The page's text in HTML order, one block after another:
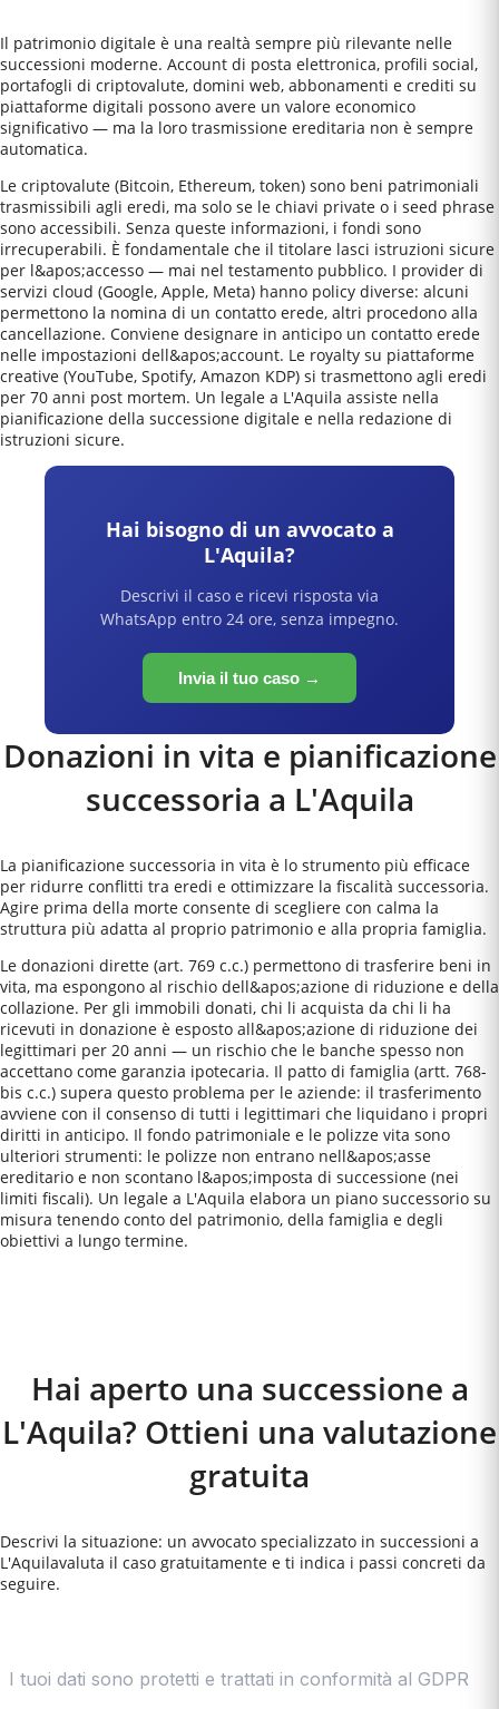
Il patrimonio digitale è una realtà sempre più rilevante nelle
successioni moderne. Account di posta elettronica, profili social,
portafogli di criptovalute, domini web, abbonamenti e crediti su
piattaforme digitali possono avere un valore economico
significativo — ma la loro trasmissione ereditaria non è sempre
automatica.
Le criptovalute (Bitcoin, Ethereum, token) sono beni patrimoniali
trasmissibili agli eredi, ma solo se le chiavi private o i seed phrase
sono accessibili. Senza queste informazioni, i fondi sono
irrecuperabili. È fondamentale che il titolare lasci istruzioni sicure
per l&apos;accesso — mai nel testamento pubblico. I provider di
servizi cloud (Google, Apple, Meta) hanno policy diverse: alcuni
permettono la nomina di un contatto erede, altri procedono alla
cancellazione. Conviene designare in anticipo un contatto erede
nelle impostazioni dell&apos;account. Le royalty su piattaforme
creative (YouTube, Spotify, Amazon KDP) si trasmettono agli eredi
per 70 anni post mortem. Un legale a L'Aquila assiste nella
pianificazione della successione digitale e nella redazione di
istruzioni sicure.
Hai bisogno di un avvocato a
L'Aquila?
Descrivi il caso e ricevi risposta via
WhatsApp entro 24 ore, senza impegno.
Invia il tuo caso →
Donazioni in vita e pianificazione
successoria a L'Aquila
La pianificazione successoria in vita è lo strumento più efficace
per ridurre conflitti tra eredi e ottimizzare la fiscalità successoria.
Agire prima della morte consente di scegliere con calma la
struttura più adatta al proprio patrimonio e alla propria famiglia.
Le donazioni dirette (art. 769 c.c.) permettono di trasferire beni in
vita, ma espongono al rischio dell&apos;azione di riduzione e della
collazione. Per gli immobili donati, chi li acquista da chi li ha
ricevuti in donazione è esposto all&apos;azione di riduzione dei
legittimari per 20 anni — un rischio che le banche spesso non
accettano come garanzia ipotecaria. Il patto di famiglia (artt. 768-
bis c.c.) supera questo problema per le aziende: il trasferimento
avviene con il consenso di tutti i legittimari che liquidano i propri
diritti in anticipo. Il fondo patrimoniale e le polizze vita sono
ulteriori strumenti: le polizze non entrano nell&apos;asse
ereditario e non scontano l&apos;imposta di successione (nei
limiti fiscali). Un legale a L'Aquila elabora un piano successorio su
misura tenendo conto del patrimonio, della famiglia e degli
obiettivi a lungo termine.
Hai aperto una successione a
L'Aquila? Ottieni una valutazione
gratuita
Descrivi la situazione: un avvocato specializzato in successioni a
L'Aquilavaluta il caso gratuitamente e ti indica i passi concreti da
seguire.